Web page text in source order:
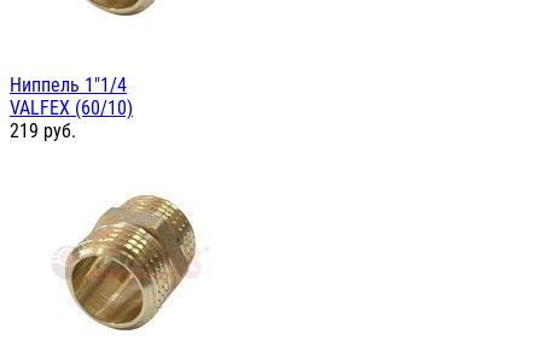
Ниппель 1"1/4
VALFEX (60/10)
219 руб.